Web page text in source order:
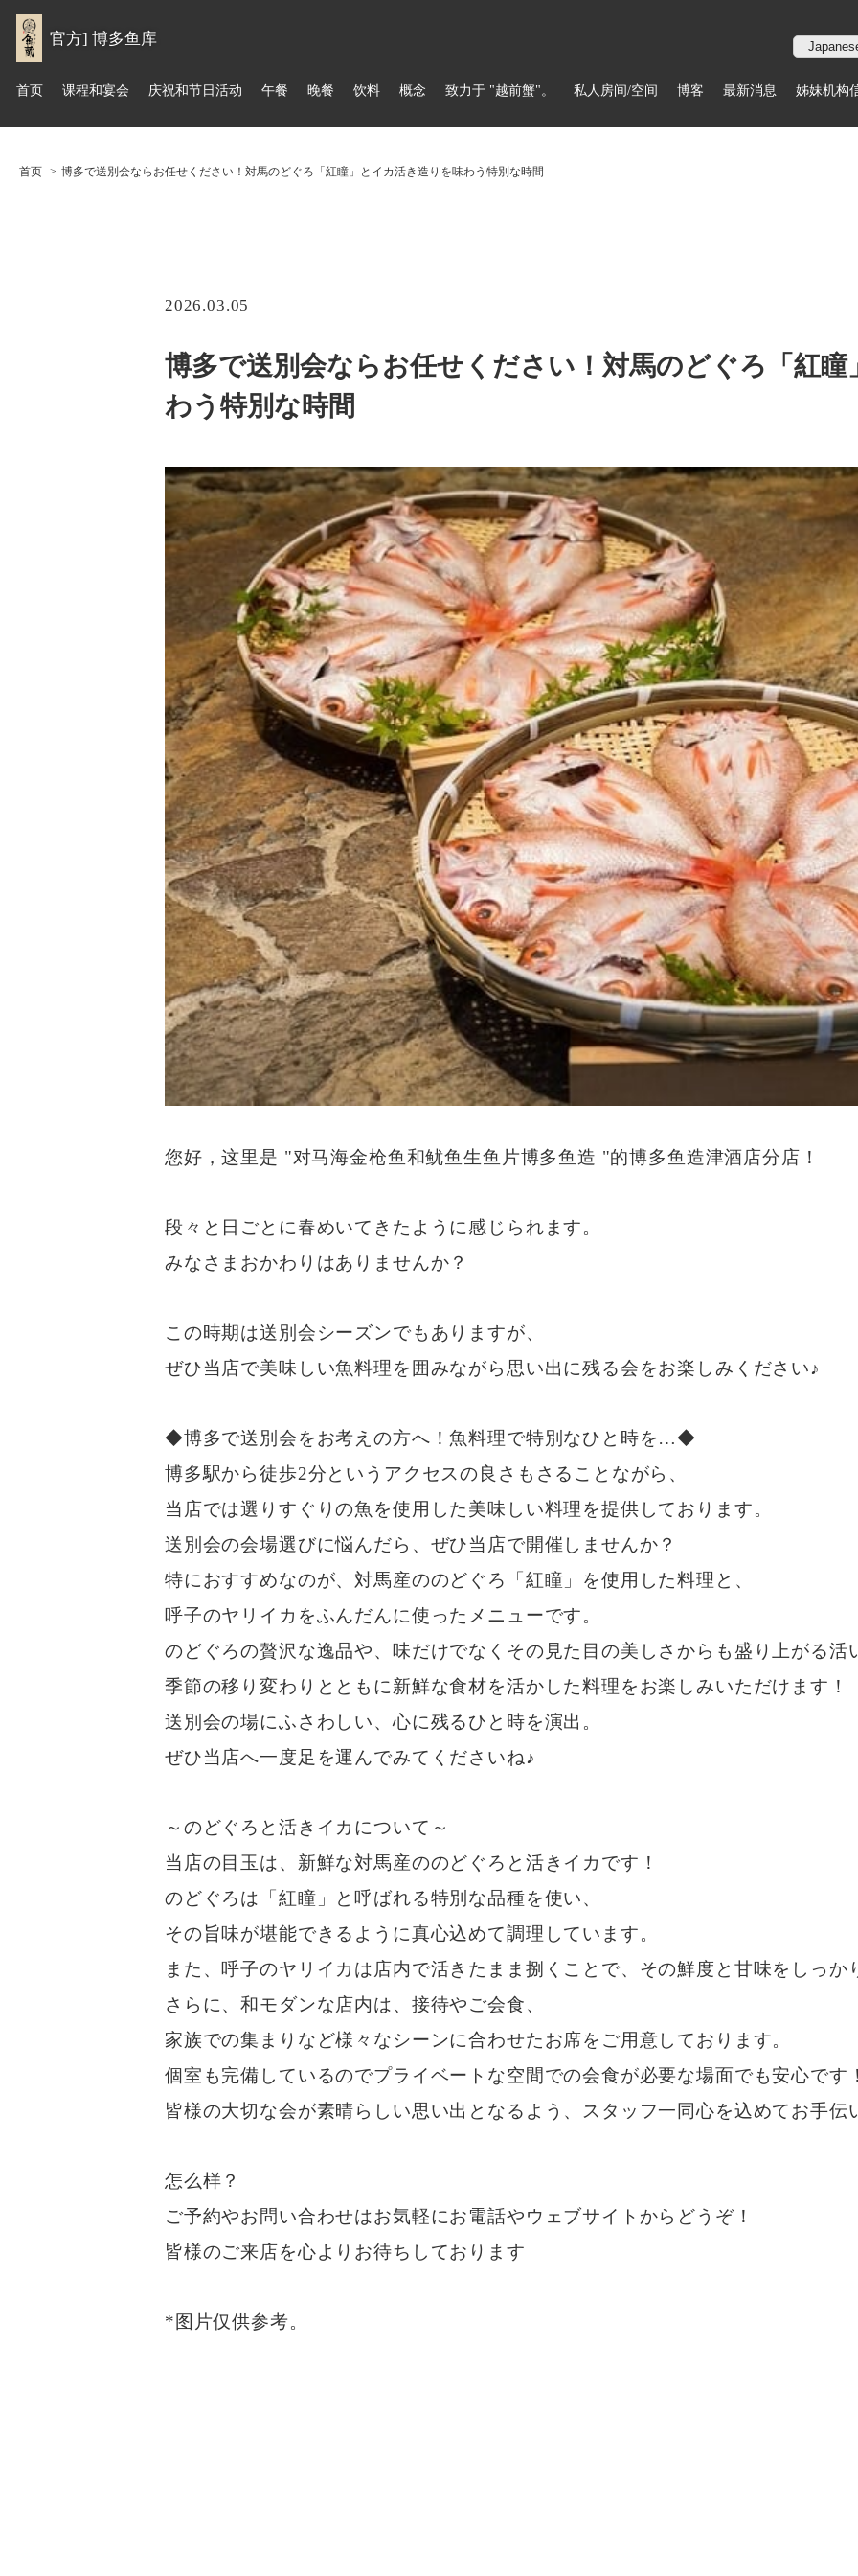
官方] 博多鱼库
首页 课程和宴会 庆祝和节日活动 午餐 晚餐 饮料 概念 致力于 "越前蟹"。 私人房间/空间 博客 最新消息 姊妹机构
首页 博多で送別会ならお任せください！対馬のどぐろ「紅瞳」とイカ活き造りを味わう特別な時間
2026.03.05
博多で送別会ならお任せください！対馬のどぐろ「紅
わう特別な時間
您好，这里是 "对马海金枪鱼和鱿鱼生鱼片博多鱼造 "的博多鱼造津酒店分店！
段々と日ごとに春めいてきたように感じられます。
みなさまおかわりはありませんか？
この時期は送別会シーズンでもありますが、
ぜひ当店で美味しい魚料理を囲みながら思い出に残る会をお楽しみください♪
◆博多で送別会をお考えの方へ！魚料理で特別なひと時を…◆
博多駅から徒歩2分というアクセスの良さもさることながら、
当店では選りすぐりの魚を使用した美味しい料理を提供しております。
送別会の会場選びに悩んだら、ぜひ当店で開催しませんか？
特におすすめなのが、対馬産ののどぐろ「紅瞳」を使用した料理と、
呼子のヤリイカをふんだんに使ったメニューです。
のどぐろの贅沢な逸品や、味だけでなくその見た目の美しさからも盛り上がる活
季節の移り変わりとともに新鮮な食材を活かした料理をお楽しみいただけます！
送別会の場にふさわしい、心に残るひと時を演出。
ぜひ当店へ一度足を運んでみてくださいね♪
～のどぐろと活きイカについて～
当店の目玉は、新鮮な対馬産ののどぐろと活きイカです！
のどぐろは「紅瞳」と呼ばれる特別な品種を使い、
その旨味が堪能できるように真心込めて調理しています。
また、呼子のヤリイカは店内で活きたまま捌くことで、その鮮度と甘味をしっか
さらに、和モダンな店内は、接待やご会食、
家族での集まりなど様々なシーンに合わせたお席をご用意しております。
個室も完備しているのでプライベートな空間での会食が必要な場面でも安心です！
皆様の大切な会が素晴らしい思い出となるよう、スタッフ一同心を込めてお手伝
怎么样？
ご予約やお問い合わせはお気軽にお電話やウェブサイトからどうぞ！
皆様のご来店を心よりお待ちしております
*图片仅供参考。